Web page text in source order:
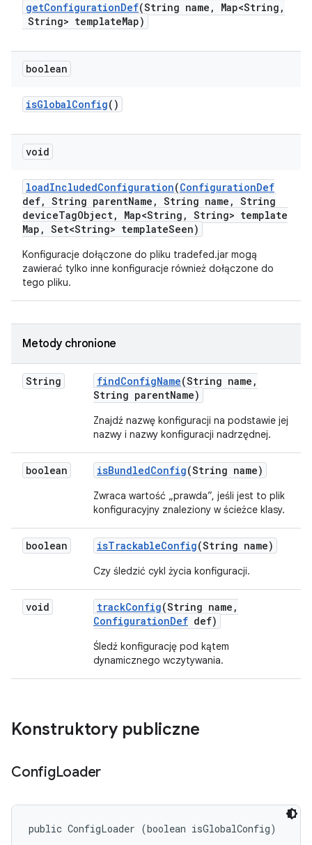
getConfigurationDef(String name , Map<String ,
String> templateMap)
boolean
isGlobalConfig()
void
loadIncludedConfiguration(ConfigurationDef
def, String parentName , String name , String
deviceTagObject, Map<String , String> template
Map , Set<String> templateSeen)
Konfiguracje dołączone do pliku tradefed.jar mogą
zawierać tylko inne konfiguracje również dołączone do
tego pliku.
Metody chronione
String findConfigName(String name ,
String parentName)
Znajdź nazwę konfiguracji na podstawie jej
nazwy i nazwy konfiguracji nadrzędnej.
boolean isBundledConfig(String name)
Zwraca wartość „prawda”, jeśli jest to plik
konfiguracyjny znaleziony w ścieżce klasy.
boolean isTrackableConfig(String name)
Czy śledzić cykl życia konfiguracji.
void trackConfig(String name ,
ConfigurationDef def)
Śledź konfigurację pod kątem
dynamicznego wczytywania.
Konstruktory publiczne
ConfigLoader
public ConfigLoader (boolean isGlobalConfig)